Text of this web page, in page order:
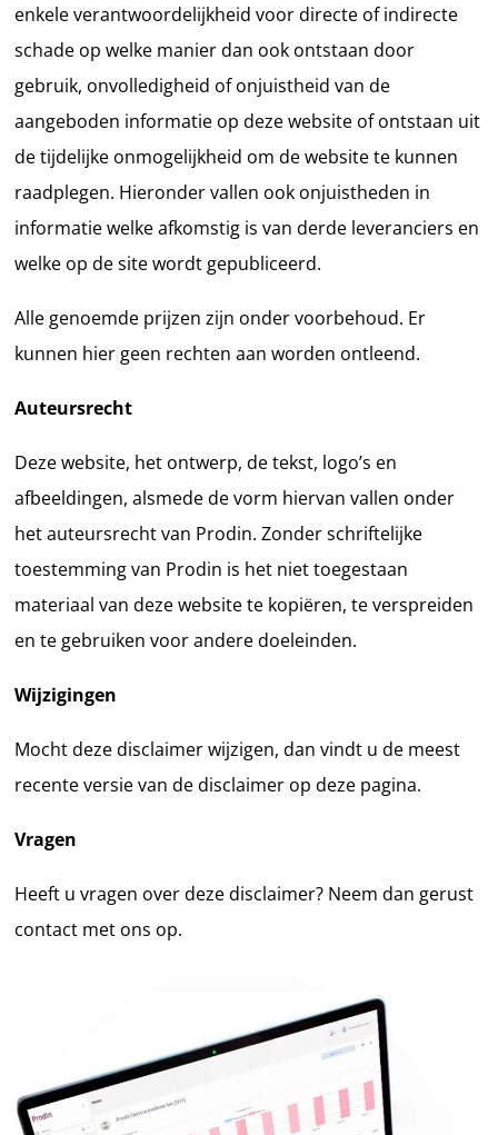
enkele verantwoordelijkheid voor directe of indirecte
schade op welke manier dan ook ontstaan door
gebruik, onvolledigheid of onjuistheid van de
aangeboden informatie op deze website of ontstaan uit
de tijdelijke onmogelijkheid om de website te kunnen
raadplegen. Hieronder vallen ook onjuistheden in
informatie welke afkomstig is van derde leveranciers en
welke op de site wordt gepubliceerd.
Alle genoemde prijzen zijn onder voorbehoud. Er
kunnen hier geen rechten aan worden ontleend.
Auteursrecht
Deze website, het ontwerp, de tekst, logo’s en
afbeeldingen, alsmede de vorm hiervan vallen onder
het auteursrecht van Prodin. Zonder schriftelijke
toestemming van Prodin is het niet toegestaan
materiaal van deze website te kopiëren, te verspreiden
en te gebruiken voor andere doeleinden.
Wijzigingen
Mocht deze disclaimer wijzigen, dan vindt u de meest
recente versie van de disclaimer op deze pagina.
Vragen
Heeft u vragen over deze disclaimer? Neem dan gerust
contact met ons op.